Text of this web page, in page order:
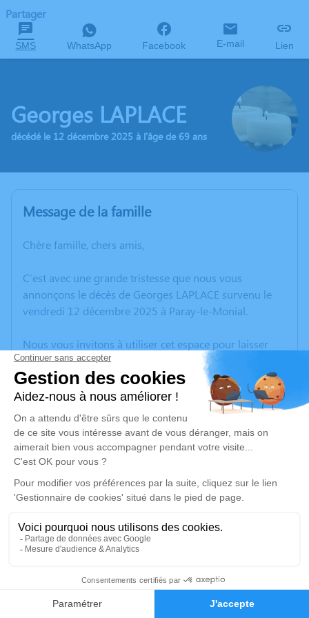
Faire-part Hommages
Partager
SMS WhatsApp Facebook E-mail Lien
Georges LAPLACE
décédé le 12 décembre 2025 à l'âge de 69 ans
Message de la famille
Chère famille, chers amis,
C’est avec une grande tristesse que nous vous
annonçons le décès de Georges LAPLACE survenu le
vendredi 12 décembre 2025 à Paray-le-Monial.
Nous vous invitons à utiliser cet espace pour laisser
vos condoléances, partager des photos souvenirs, une
anecdote ou exprimer vos pensées à travers des
poèmes ou des textes. Cet endroit est un lieu
d'expression dédié à honorer la mémoire de Georges
LAPLACE.
Un service de plantation d’arbre hommage est
Cérémonie religieuse
mercredi 17 décembre 2025 à 10h00
Église de Varenne-Saint-Germain
Varenne-Saint-Germain